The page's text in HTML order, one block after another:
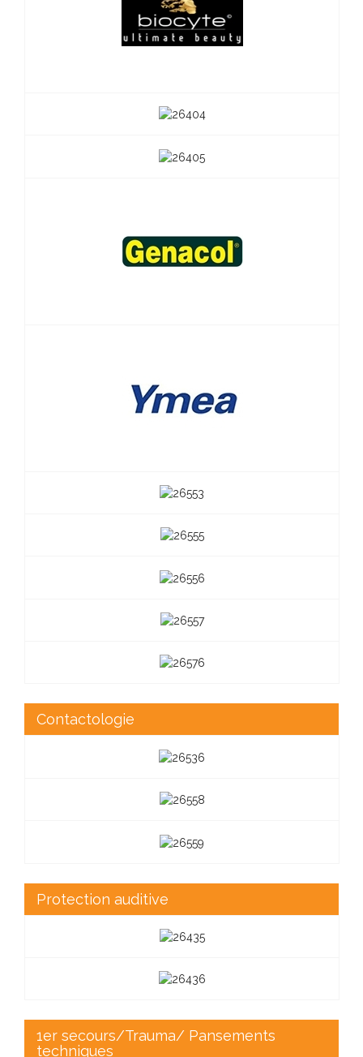
Contactologie
Protection auditive
1er secours/Trauma/ Pansements
techniques